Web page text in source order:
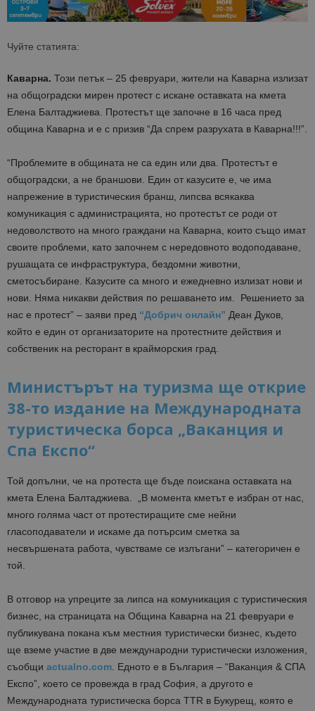
Чуйте статията:
Каварна. Този петък – 25 февруари, жители на Каварна излизат
на общоградски мирен протест с искане оставката на кмета
Елена Балтаджиева. Протестът ще започне в 16 часа пред
община Каварна и е с призив “Да спрем разрухата в Каварна!!!”.
“Проблемите в общината не са един или два. Протестът е
общоградски, а не браншови. Един от казусите е, че има
напрежение в туристическия бранш, липсва всякаква
комуникация с администрацията, но протестът се роди от
недоволството на много граждани на Каварна, които също имат
своите проблеми, като започнем с нередовното водоподаване,
рушащата се инфраструктура, бездомни животни,
сметосъбиране. Казусите са много и ежедневно излизат нови и
нови. Няма никакви действия по решаването им. Решението за
нас е протест” – заяви пред “Добрич онлайн” Деан Дуков,
който е един от организаторите на протестните действия и
собственик на ресторант в крайморския град.
Министърът на туризма ще открие
38-то издание на Международната
туристическа борса „Ваканция и
Спа Експо“
Той допълни, че на протеста ще бъде поискана оставката на
кмета Елена Балтаджиева. „В момента кметът е избран от нас,
много голяма част от протестиращите сме нейни
гласоподаватели и искаме да потърсим сметка за
несвършената работа, чувстваме се излъгани” – категоричен е
той.
В отговор на упреците за липса на комуникация с туристическия
бизнес, на страницата на Община Каварна на 21 февруари е
публикувана покана към местния туристически бизнес, където
ще вземе участие в две международни туристически изложения,
съобщи actualno.com. Едното е в България – “Ваканция & СПА
Експо”, което се провежда в град София, а другото е
Международната туристическа борса TTR в Букурещ, която е